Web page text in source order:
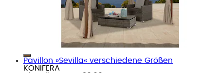
Pavillon »Sevilla« verschiedene Größen
KONIFERA